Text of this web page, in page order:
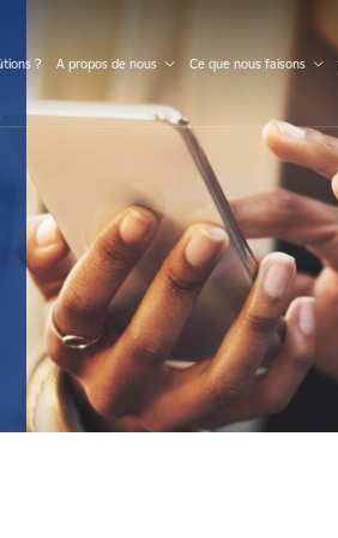
? A propos de nous Ce que nous faisons